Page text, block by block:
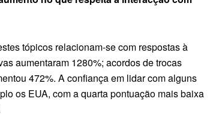
tópicos relacionam-se com respostas à
aumentaram 1280%; acordos de trocas
472%. A confiança em lidar com alguns
os EUA, com a quarta pontuação mais baixa